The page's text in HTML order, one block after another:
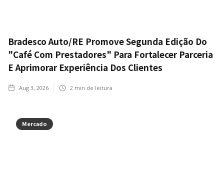
Bradesco Auto/RE Promove Segunda Edição Do
"Café Com Prestadores" Para Fortalecer Parceria
E Aprimorar Experiência Dos Clientes
Aug 3, 2026 2 min de leitura
Mercado